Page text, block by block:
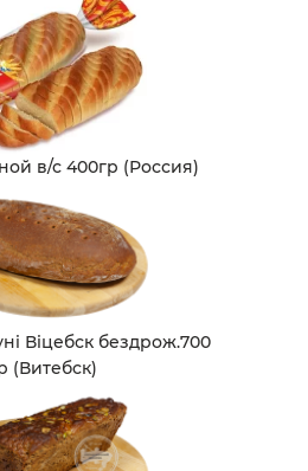
в/с 400гр (Россия)
Вiцебск бездрож.700
(Витебск)